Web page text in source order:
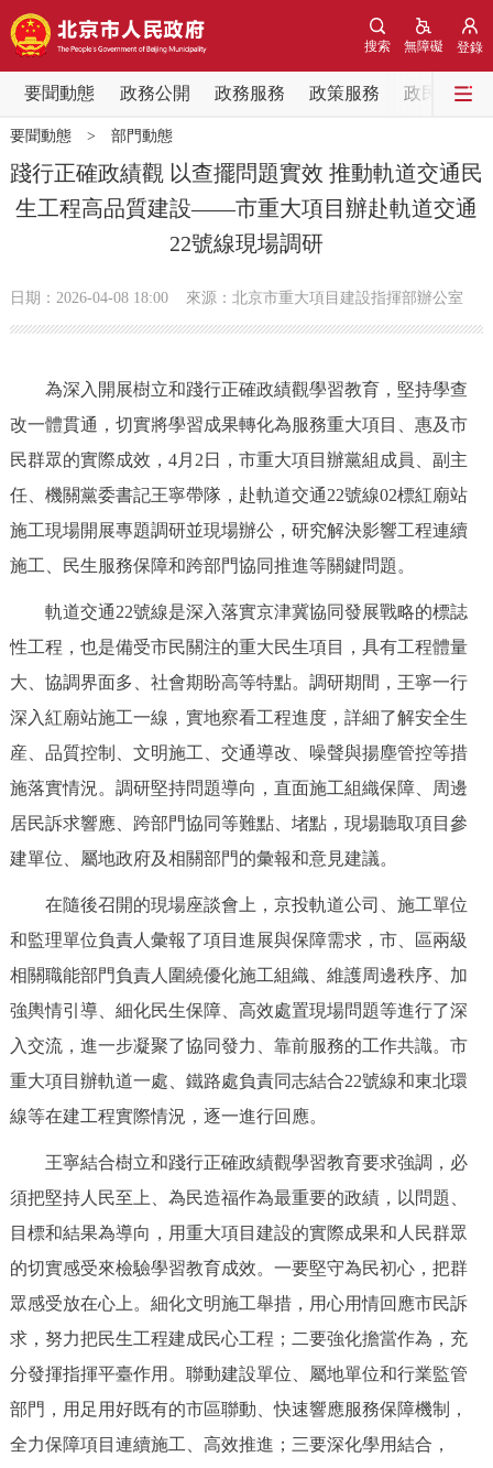
登錄
無障礙
搜索
要聞動態 政務公開 政務服務 政策服務 政民互動
要聞動態
黨中央精神
北京要聞 會議資訊 部門動態
政務公開
市領導 機構職能 政策服務
政策兌現 政策解讀 回應關切
決策公開 專題公開
政務服務
仲介服務 陽光政務
政民互動
參與調查 線上訪談 圖説互動
北京概況 十六區概覽 人文北京
綠色北京 圖説北京
多語種
ENGLISH 한국어 日本語
DEUTSCH FRANÇAIS РУССКИЙ ЯЗЫК
要聞動態> 部門動態
踐行正確政績觀 以查擺問題實效 推動軌道交通民
生工程高品質建設——市重大項目辦赴軌道交通
22號線現場調研
日期：2026-04-08 18:00 來源：北京市重大項目建設指揮部辦公室
為深入開展樹立和踐行正確政績觀學習教育，堅持學查
改一體貫通，切實將學習成果轉化為服務重大項目、惠及市
民群眾的實際成效，4月2日，市重大項目辦黨組成員、副主
任、機關黨委書記王寧帶隊，赴軌道交通22號線02標紅廟站
施工現場開展專題調研並現場辦公，研究解決影響工程連續
施工、民生服務保障和跨部門協同推進等關鍵問題。
軌道交通22號線是深入落實京津冀協同發展戰略的標誌
性工程，也是備受市民關注的重大民生項目，具有工程體量
大、協調界面多、社會期盼高等特點。調研期間，王寧一行
深入紅廟站施工一線，實地察看工程進度，詳細了解安全生
産、品質控制、文明施工、交通導改、噪聲與揚塵管控等措
施落實情況。調研堅持問題導向，直面施工組織保障、周邊
居民訴求響應、跨部門協同等難點、堵點，現場聽取項目參
建單位、屬地政府及相關部門的彙報和意見建議。
在隨後召開的現場座談會上，京投軌道公司、施工單位
和監理單位負責人彙報了項目進展與保障需求，市、區兩級
相關職能部門負責人圍繞優化施工組織、維護周邊秩序、加
強輿情引導、細化民生保障、高效處置現場問題等進行了深
入交流，進一步凝聚了協同發力、靠前服務的工作共識。市
重大項目辦軌道一處、鐵路處負責同志結合22號線和東北環
線等在建工程實際情況，逐一進行回應。
王寧結合樹立和踐行正確政績觀學習教育要求強調，必
須把堅持人民至上、為民造福作為最重要的政績，以問題、
目標和結果為導向，用重大項目建設的實際成果和人民群眾
的切實感受來檢驗學習教育成效。一要堅守為民初心，把群
眾感受放在心上。細化文明施工舉措，用心用情回應市民訴
求，努力把民生工程建成民心工程；二要強化擔當作為，充
分發揮指揮平臺作用。聯動建設單位、屬地單位和行業監管
部門，用足用好既有的市區聯動、快速響應服務保障機制，
全力保障項目連續施工、高效推進；三要深化學用結合，